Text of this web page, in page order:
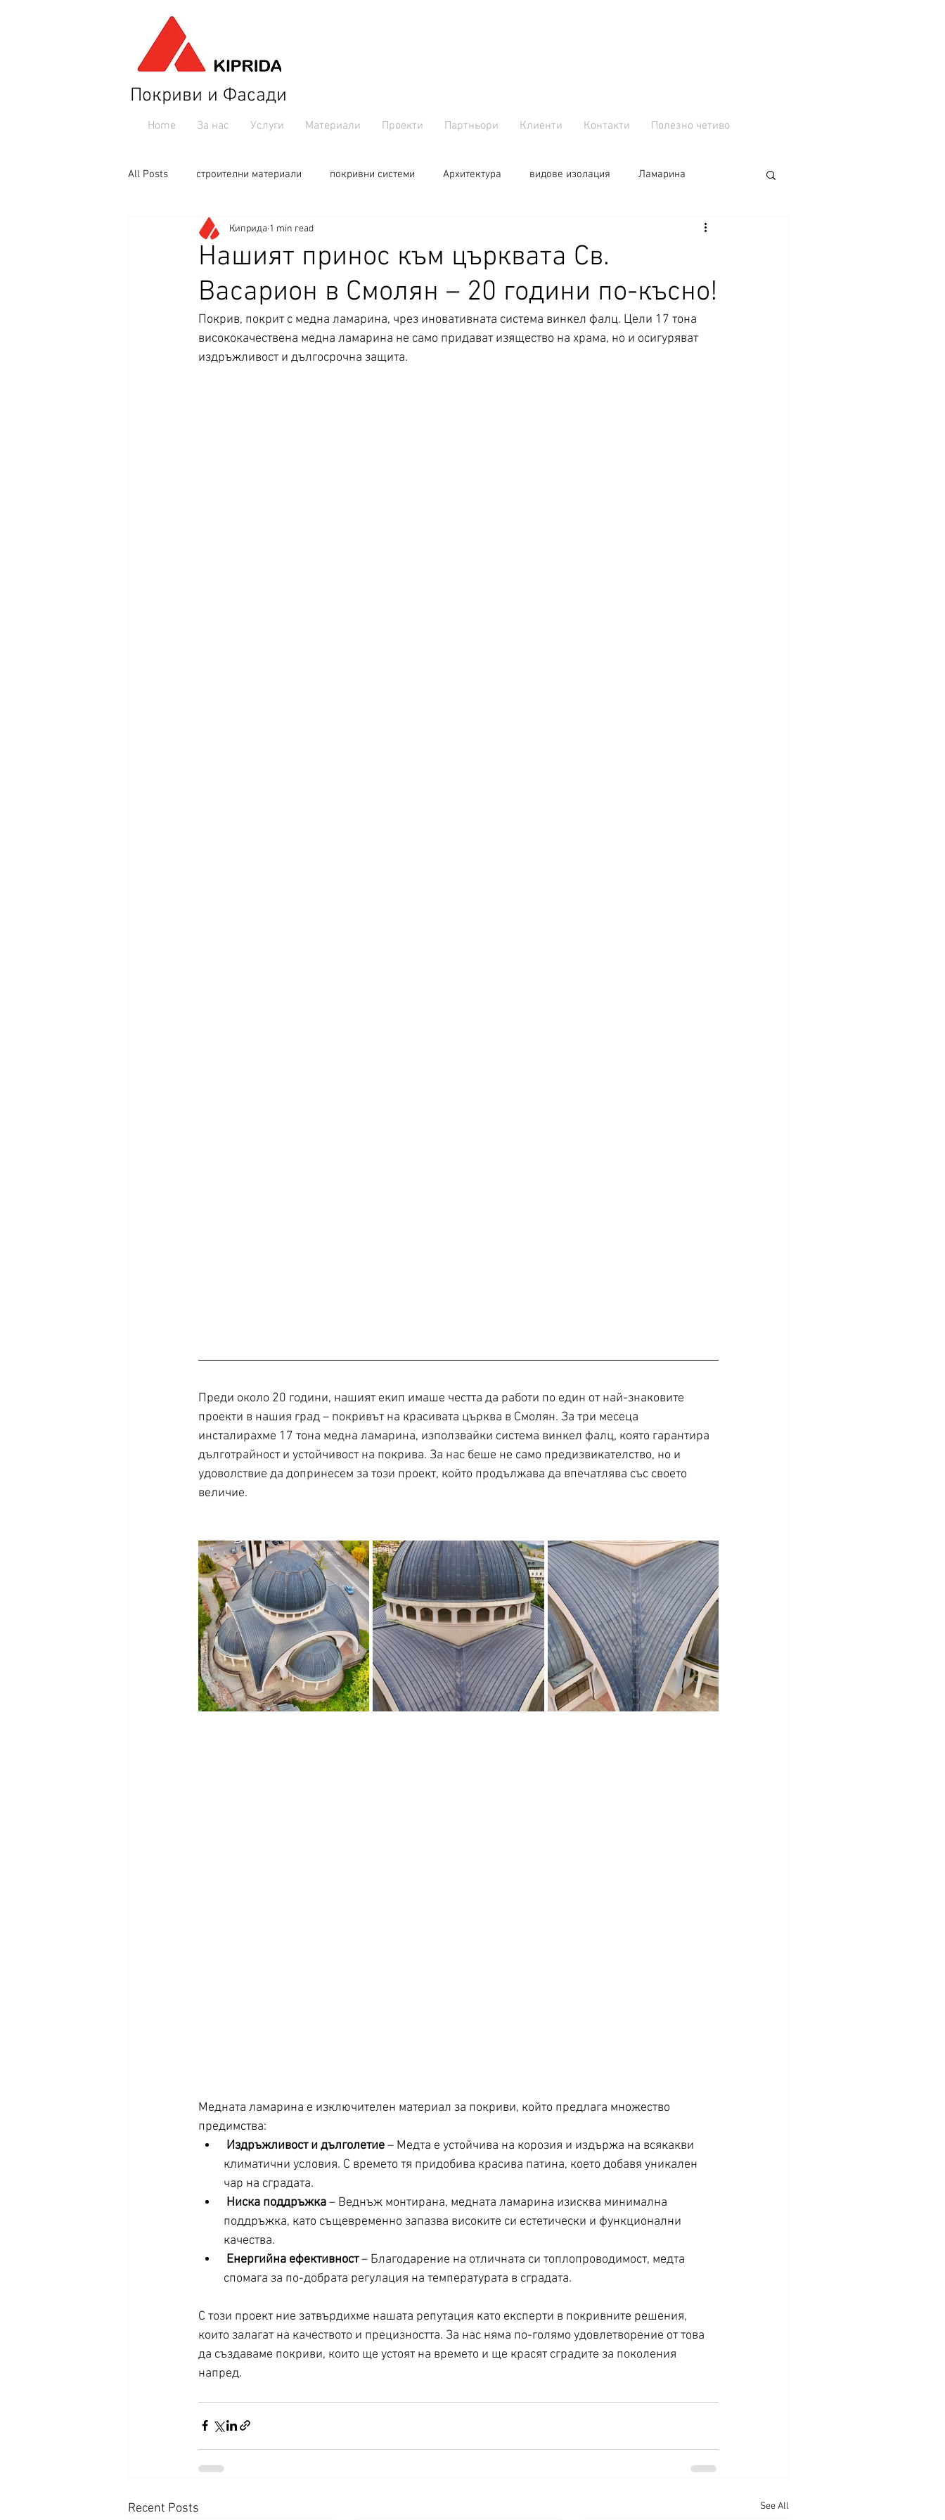
Покриви и Фасади
Home За нас Услуги Материали Проекти Партньори Клиенти Контакти Полезно четиво
All Posts строителни материали покривни системи Aрхитектура видове изолация Ламарина
Нашият принос към църквата Св.
Васарион в Смолян – 20 години по-късно!
Киприда 1 min read
Покрив, покрит с медна ламарина, чрез иновативната система винкел фалц. Цели 17 тона
висококачествена медна ламарина не само придават изящество на храма, но и осигуряват
издръжливост и дългосрочна защита.
Преди около 20 години, нашият екип имаше честта да работи по един от най-знаковите
проекти в нашия град – покривът на красивата църква в Смолян. За три месеца
инсталирахме 17 тона медна ламарина, използвайки система винкел фалц, която гарантира
дълготрайност и устойчивост на покрива. За нас беше не само предизвикателство, но и
удоволствие да допринесем за този проект, който продължава да впечатлява със своето
величие.
Медната ламарина е изключителен материал за покриви, който предлага множество
предимства:
Издръжливост и дълголетие – Медта е устойчива на корозия и издържа на всякакви
климатични условия. С времето тя придобива красива патина, което добавя уникален
чар на сградата.
Ниска поддръжка – Веднъж монтирана, медната ламарина изисква минимална
поддръжка, като същевременно запазва високите си естетически и функционални
качества.
Енергийна ефективност – Благодарение на отличната си топлопроводимост, медта
спомага за по-добрата регулация на температурата в сградата.
С този проект ние затвърдихме нашата репутация като експерти в покривните решения,
които залагат на качеството и прецизността. За нас няма по-голямо удовлетворение от това
да създаваме покриви, които ще устоят на времето и ще красят сградите за поколения
напред.
Recent Posts See All